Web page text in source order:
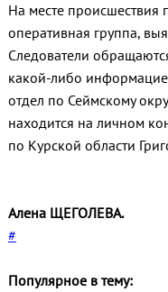
На месте происшествия
оперативная группа,
Следователи
какой-либо
отдел по Сеймскому
находится на личном
по Курской области
Алена ЩЕГОЛЕВА.
#
Популярное в тему: